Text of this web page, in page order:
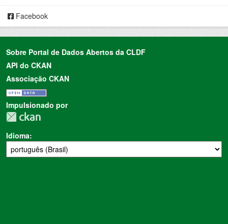
Facebook
Sobre Portal de Dados Abertos da CLDF
API do CKAN
Associação CKAN
Impulsionado por
Idioma